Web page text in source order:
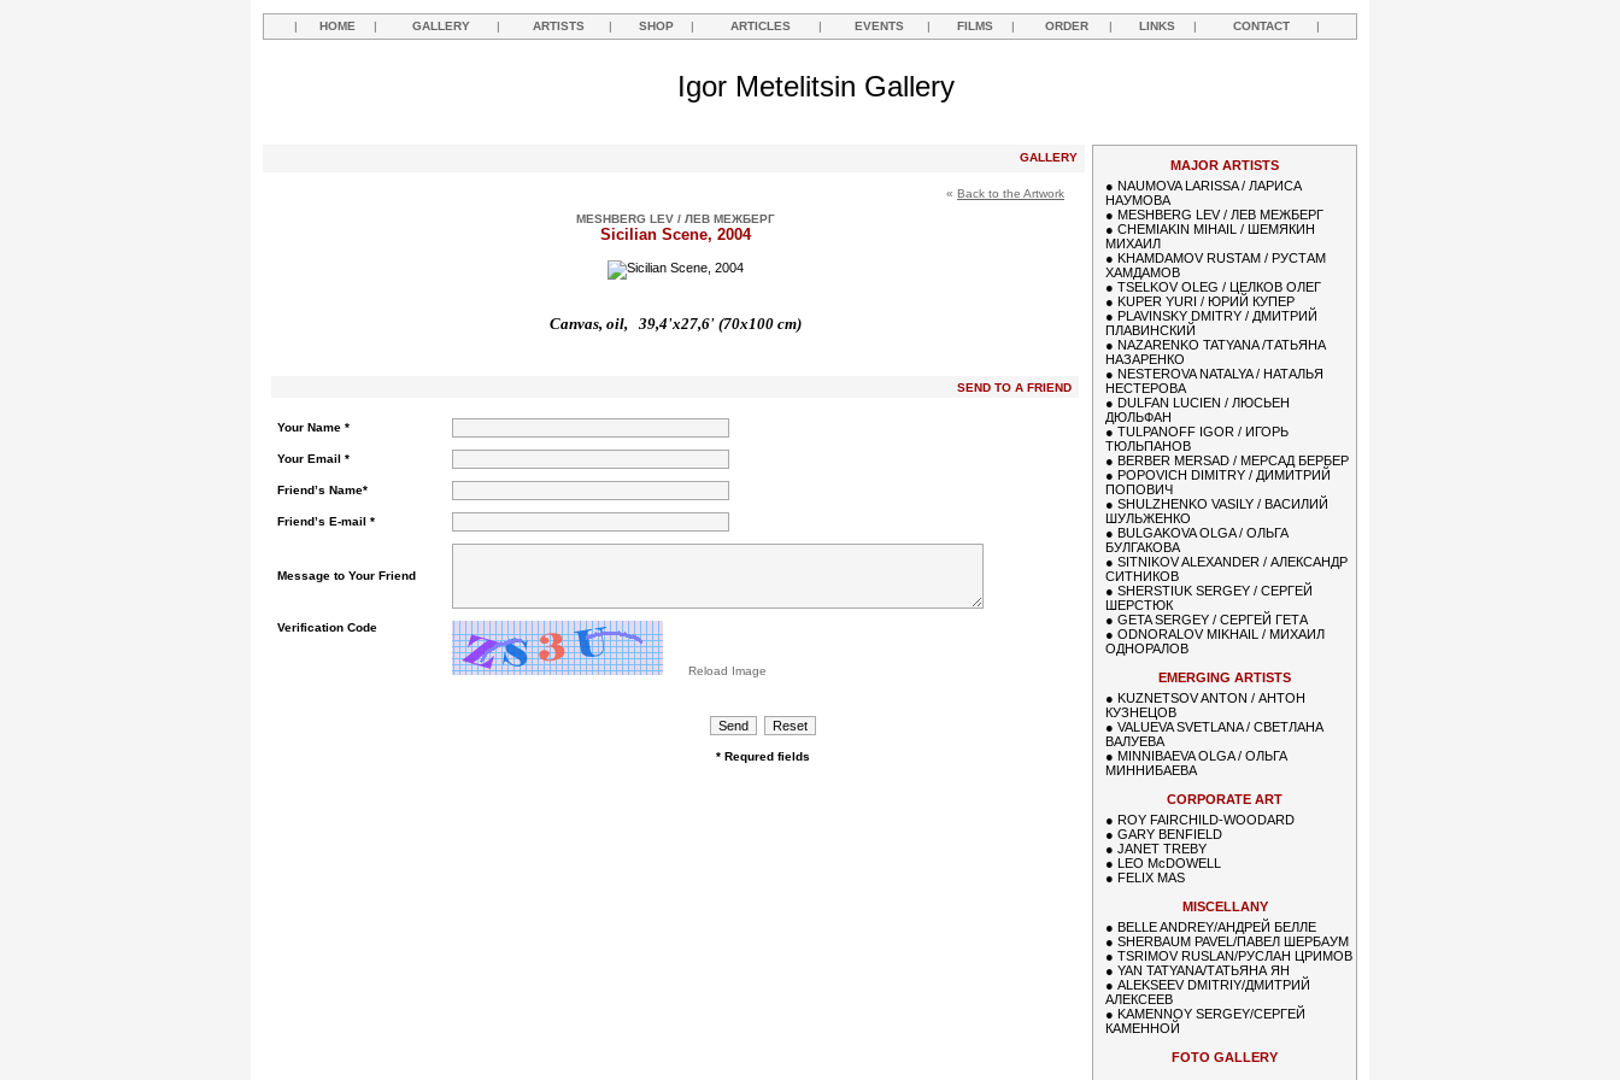
| HOME | GALLERY | ARTISTS | SHOP | ARTICLES | EVENTS | FILMS | ORDER | LINKS | CONTACT |
Igor Metelitsin Gallery
GALLERY
« Back to the Artwork
MESHBERG LEV / ЛЕВ МЕЖБЕРГ
Sicilian Scene, 2004
Canvas, oil, 39,4'x27,6' (70x100 cm)
SEND TO A FRIEND
Your Name *
Your Email *
Friend’s Name*
Friend’s E-mail *
Message to Your Friend
Verification Code
Reload Image
* Requred fields
MAJOR ARTISTS
● NAUMOVA LARISSA / ЛАРИСА
НАУМОВА
● MESHBERG LEV / ЛЕВ МЕЖБЕРГ
● CHEMIAKIN MIHAIL / ШЕМЯКИН
МИХАИЛ
● KHAMDAMOV RUSTAM / РУСТАМ
ХАМДАМОВ
● TSELKOV OLEG / ЦЕЛКОВ ОЛЕГ
● KUPER YURI / ЮРИЙ КУПЕР
● PLAVINSKY DMITRY / ДМИТРИЙ
ПЛАВИНСКИЙ
● NAZARENKO TATYANA /ТАТЬЯНА
НАЗАРЕНКО
● NESTEROVA NATALYA / НАТАЛЬЯ
НЕСТЕРОВА
● DULFAN LUCIEN / ЛЮСЬЕН
ДЮЛЬФАН
● TULPANOFF IGOR / ИГОРЬ
ТЮЛЬПАНОВ
● BERBER MERSAD / МЕРСАД БЕРБЕР
● POPOVICH DIMITRY / ДИМИТРИЙ
ПОПОВИЧ
● SHULZHENKO VASILY / ВАСИЛИЙ
ШУЛЬЖЕНКО
● BULGAKOVA OLGA / ОЛЬГА
БУЛГАКОВА
● SITNIKOV ALEXANDER / АЛЕКСАНДР
СИТНИКОВ
● SHERSTIUK SERGEY / СЕРГЕЙ
ШЕРСТЮК
● GETA SERGEY / СЕРГЕЙ ГЕТА
● ODNORALOV MIKHAIL / МИХАИЛ
ОДНОРАЛОВ
EMERGING ARTISTS
● KUZNETSOV ANTON / АНТОН
КУЗНЕЦОВ
● VALUEVA SVETLANA / СВЕТЛАНА
ВАЛУЕВА
● MINNIBAEVA OLGA / ОЛЬГА
МИННИБАЕВА
CORPORATE ART
● ROY FAIRCHILD-WOODARD
● GARY BENFIELD
● JANET TREBY
● LEO McDOWELL
● FELIX MAS
MISCELLANY
● BELLE ANDREY/АНДРЕЙ БЕЛЛЕ
● SHERBAUM PAVEL/ПАВЕЛ ШЕРБАУМ
● TSRIMOV RUSLAN/РУСЛАН ЦРИМОВ
● YAN TATYANA/ТАТЬЯНА ЯН
● ALEKSEEV DMITRIY/ДМИТРИЙ
АЛЕКСЕЕВ
● KAMENNOY SERGEY/СЕРГЕЙ
КАМЕННОЙ
FOTO GALLERY